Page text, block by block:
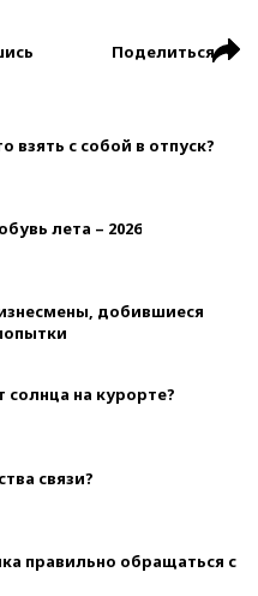
Поделиться
с собой в отпуск?
лета – 2026
добившиеся
солнца на курорте?
связи?
правильно обращаться с